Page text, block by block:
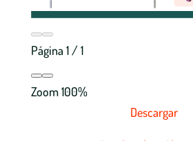
Página 1/1
Zoom100%
Descargar